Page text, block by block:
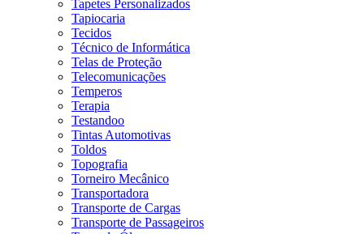
Tapetes Personalizados
Tapiocaria
Tecidos
Técnico de Informática
Telas de Proteção
Telecomunicações
Temperos
Terapia
Testandoo
Tintas Automotivas
Toldos
Topografia
Torneiro Mecânico
Transportadora
Transporte de Cargas
Transporte de Passageiros